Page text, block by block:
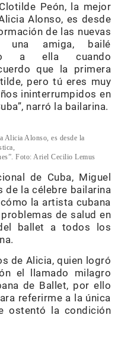
Peón, la mejor
Alonso, es desde
de las nuevas
una amiga, bailé
a ella cuando
que la primera
pero tú eres muy
ininterrumpidos en
narró la bailarina.
Alicia Alonso, es desde la
Foto: Ariel Cecilio Lemus
de Cuba, Miguel
de la célebre bailarina
la artista cubana
de salud en
ballet a todos los
de Alicia, quien logró
el llamado milagro
de Ballet, por ello
referirme a la única
ostentó la condición